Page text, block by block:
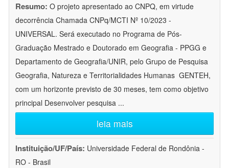
Resumo: O projeto apresentado ao CNPQ, em virtude
decorrência Chamada CNPq/MCTI Nº 10/2023 -
UNIVERSAL. Será executado no Programa de Pós-
Graduação Mestrado e Doutorado em Geografia - PPGG e
Departamento de Geografia/UNIR, pelo Grupo de Pesquisa
Geografia, Natureza e Territorialidades Humanas  GENTEH,
com um horizonte previsto de 30 meses, tem como objetivo
principal Desenvolver pesquisa ...
leia mais
Instituição/UF/País: Universidade Federal de Rondônia -
RO - Brasil